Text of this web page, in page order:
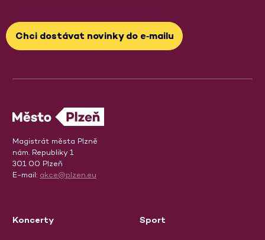
Chci dostávat novinky do e‑mailu
Magistrát města Plzně
nám. Republiky 1
301 00 Plzeň
E-mail: akce@plzen.eu
Koncerty Sport